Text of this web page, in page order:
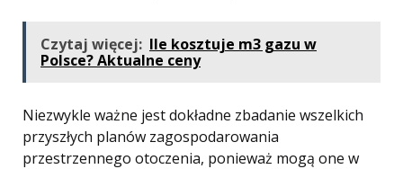
Czytaj więcej: Ile kosztuje m3 gazu w
Polsce? Aktualne ceny
Niezwykle ważne jest dokładne zbadanie wszelkich
przyszłych planów zagospodarowania
przestrzennego otoczenia, ponieważ mogą one w